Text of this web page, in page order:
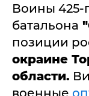
Воины 425-
батальона
позиции
окраине
области.
военные